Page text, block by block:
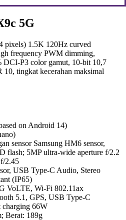
5G
pixels) 1.5K 120Hz curved
frequency PWM dimming,
DCI-P3 color gamut, 10-bit 10,7
tingkat kecerahan maksimal
on Android 14)
sensor Samsung HM6 sensor,
flash; 5MP ultra-wide aperture f/2.2
2.45
USB Type-C Audio, Stereo
(IP65)
VoLTE, Wi-Fi 802.11ax
5.1, GPS, USB Type-C
charging 66W
Berat: 189g